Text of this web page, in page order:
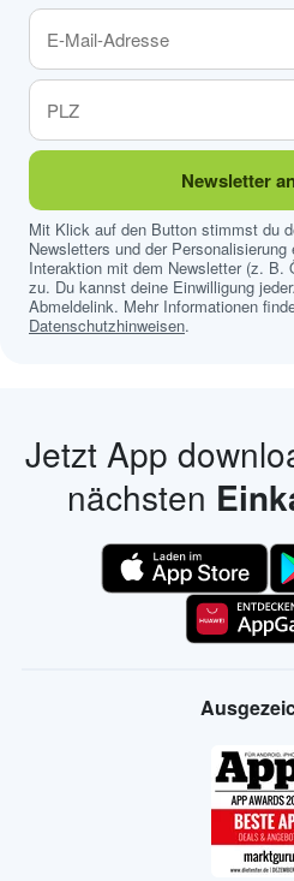
Newsletter
Mit Klick auf den Button stimmst du
Newsletters und der
Interaktion mit dem Newsletter (z. B.
zu. Du kannst deine Einwilligung
Abmeldelink. Mehr Informationen
Datenschutzhinweisen.
Jetzt App
nächsten